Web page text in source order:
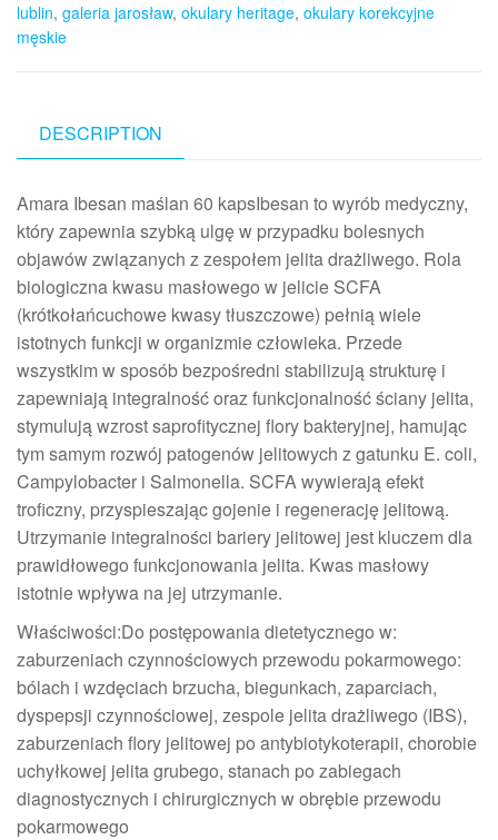
lublin, galeria jarosław, okulary heritage, okulary korekcyjne
męskie
DESCRIPTION
Amara Ibesan maślan 60 kapsIbesan to wyrób medyczny,
który zapewnia szybką ulgę w przypadku bolesnych
objawów związanych z zespołem jelita drażliwego. Rola
biologiczna kwasu masłowego w jelicie SCFA
(krótkołańcuchowe kwasy tłuszczowe) pełnią wiele
istotnych funkcji w organizmie człowieka. Przede
wszystkim w sposób bezpośredni stabilizują strukturę i
zapewniają integralność oraz funkcjonalność ściany jelita,
stymulują wzrost saprofitycznej flory bakteryjnej, hamując
tym samym rozwój patogenów jelitowych z gatunku E. coli,
Campylobacter i Salmonella. SCFA wywierają efekt
troficzny, przyspieszając gojenie i regenerację jelitową.
Utrzymanie integralności bariery jelitowej jest kluczem dla
prawidłowego funkcjonowania jelita. Kwas masłowy
istotnie wpływa na jej utrzymanie.
Właściwości:Do postępowania dietetycznego w:
zaburzeniach czynnościowych przewodu pokarmowego:
bólach i wzdęciach brzucha, biegunkach, zaparciach,
dyspepsji czynnościowej, zespole jelita drażliwego (IBS),
zaburzeniach flory jelitowej po antybiotykoterapii, chorobie
uchyłkowej jelita grubego, stanach po zabiegach
diagnostycznych i chirurgicznych w obrębie przewodu
pokarmowego